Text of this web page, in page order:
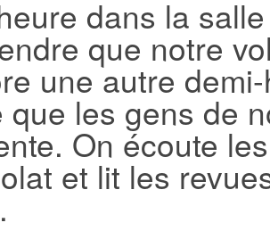
dans la
que notre
une autre
que les gens de
On écoute
et lit les